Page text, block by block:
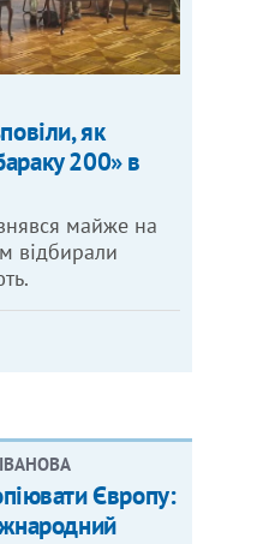
як
200» в
майже на
відбирали
Європу: